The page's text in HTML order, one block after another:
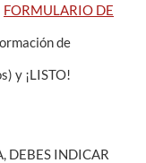
FORMULARIO DE
de
y ¡LISTO!
DEBES INDICAR